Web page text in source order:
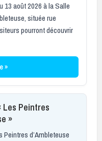
13 août 2026 à la Salle
située rue
pourront découvrir
»
Les Peintres
»
Peintres d’Ambleteuse